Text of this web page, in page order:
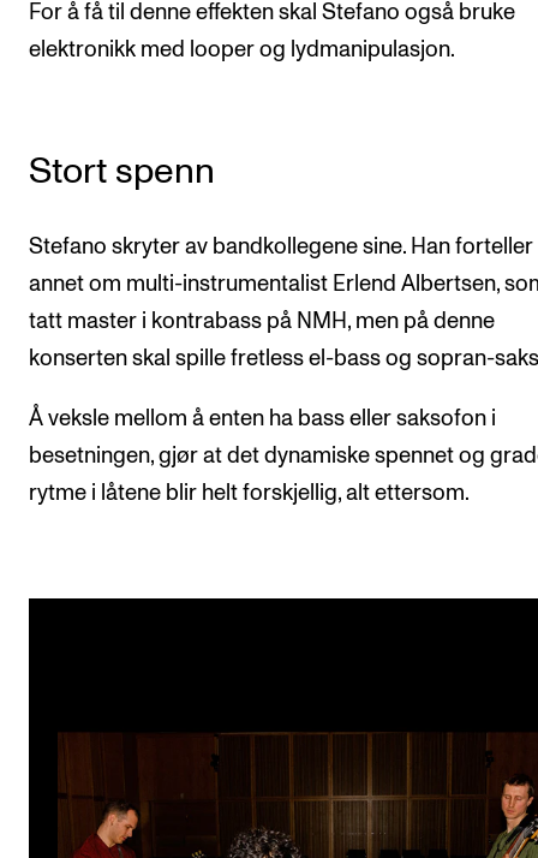
For å få til denne effekten skal Stefano også bruke
elektronikk med looper og lydmanipulasjon.
Stort spenn
Stefano skryter av bandkollegene sine. Han
annet om multi-instrumentalist Erlend Albertsen,
tatt master i kontrabass på NMH, men på denne
konserten skal spille fretless el-bass og sopran-
Å veksle mellom å enten ha bass eller saksofon i
besetningen, gjør at det dynamiske spennet og
rytme i låtene blir helt forskjellig, alt ettersom.